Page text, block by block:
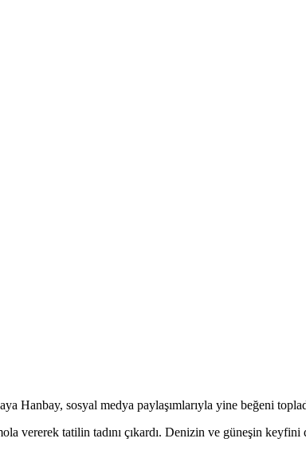
Hanbay, sosyal medya paylaşımlarıyla yine beğeni
vererek tatilin tadını çıkardı. Denizin ve güneşin